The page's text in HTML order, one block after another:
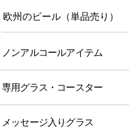
欧州のビール（単品売り）
ノンアルコールアイテム
専用グラス・コースター
メッセージ入りグラス